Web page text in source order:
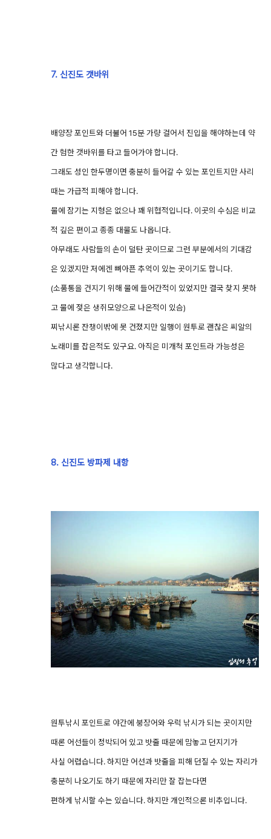
7. 신진도 갯바위
배양장 포인트와 더불어 15분 가량 걸어서 진입을 해야하는데 약
간 험한 갯바위를 타고 들어가야 합니다.
그래도 성인 한두명이면 충분히 들어갈 수 있는 포인트지만 사리
때는 가급적 피해야 합니다.
물에 잠기는 지형은 없으나 꽤 위협적입니다. 이곳의 수심은 비교
적 깊은 편이고 종종 대물도 나옵니다.
아무래도 사람들의 손이 덜탄 곳이므로 그런 부분에서의 기대감
은 있겠지만 저에겐 뼈아픈 추억이 있는 곳이기도 합니다.
(소품통을 건지기 위해 물에 들어간적이 있었지만 결국 찾지 못하
고 물에 젖은 생쥐모양으로 나온적이 있슴)
찌낚시론 잔챙이밖에 못 건졌지만 일행이 원투로 괜찮은 씨알의
노래미를 잡은적도 있구요. 아직은 미개척 포인트라 가능성은
많다고 생각합니다.
8. 신진도 방파제 내항
원투낚시 포인트로 야간에 붕장어와 우럭 낚시가 되는 곳이지만
때론 어선들이 정박되어 있고 밧줄 때문에 맘놓고 던지기가
사실 어렵습니다. 하지만 어선과 밧줄을 피해 던질 수 있는 자리가
충분히 나오기도 하기 때문에 자리만 잘 잡는다면
편하게 낚시할 수는 있습니다. 하지만 개인적으론 비추입니다.